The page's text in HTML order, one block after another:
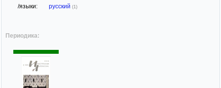
/языки: русский (1)
Периодика: